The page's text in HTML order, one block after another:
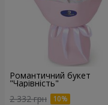
Романтичний букет
"Чарівність"
2 332 грн